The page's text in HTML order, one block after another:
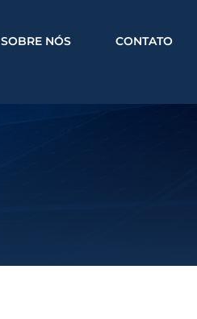
SOBRE NÓS CONTATO